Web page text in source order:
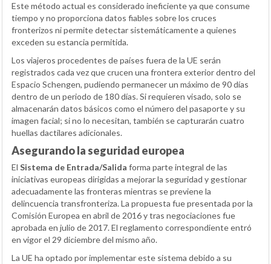
Este método actual es considerado ineficiente ya que consume
tiempo y no proporciona datos fiables sobre los cruces
fronterizos ni permite detectar sistemáticamente a quienes
exceden su estancia permitida.
Los viajeros procedentes de países fuera de la UE serán
registrados cada vez que crucen una frontera exterior dentro del
Espacio Schengen, pudiendo permanecer un máximo de 90 días
dentro de un periodo de 180 días. Si requieren visado, solo se
almacenarán datos básicos como el número del pasaporte y su
imagen facial; si no lo necesitan, también se capturarán cuatro
huellas dactilares adicionales.
Asegurando la seguridad europea
El Sistema de Entrada/Salida forma parte integral de las
iniciativas europeas dirigidas a mejorar la seguridad y gestionar
adecuadamente las fronteras mientras se previene la
delincuencia transfronteriza. La propuesta fue presentada por la
Comisión Europea en abril de 2016 y tras negociaciones fue
aprobada en julio de 2017. El reglamento correspondiente entró
en vigor el 29 diciembre del mismo año.
La UE ha optado por implementar este sistema debido a su